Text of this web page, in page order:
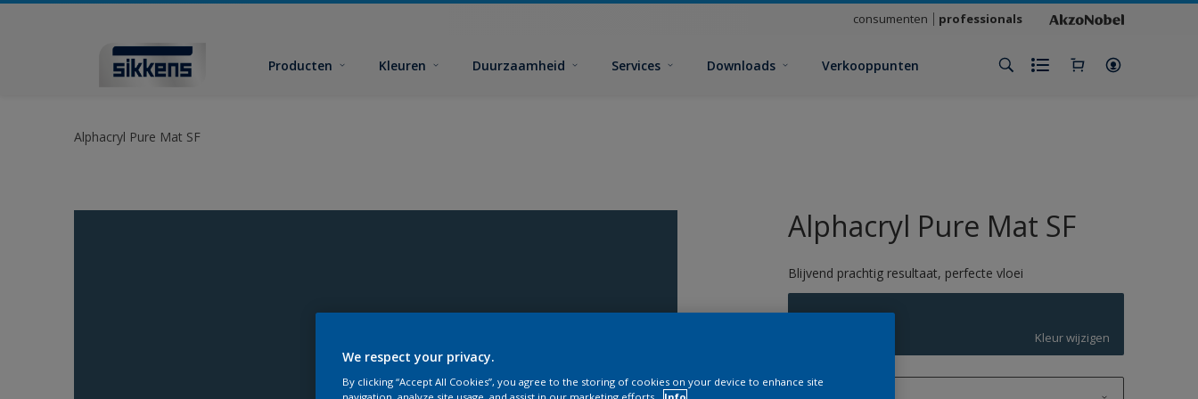
consumenten professionals
Producten Kleuren Duurzaamheid Services Downloads Verkooppunten
Alphacryl Pure Mat SF
Alphacryl Pure Mat SF
Blijvend prachtig resultaat, perfecte vloei
S7.27.25
Kleur wijzigen
We respect your privacy.
By clicking “Accept All Cookies”, you agree to the storing of cookies on your device to enhance site